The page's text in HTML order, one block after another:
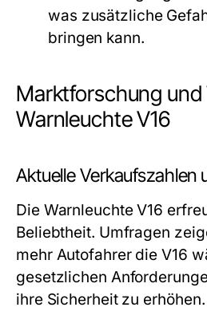
was zusätzliche
bringen kann.
Marktforschung und
Warnleuchte V16
Aktuelle Verkaufszahlen
Die Warnleuchte V16
Beliebtheit. Umfragen
mehr Autofahrer die V16
gesetzlichen
ihre Sicherheit zu